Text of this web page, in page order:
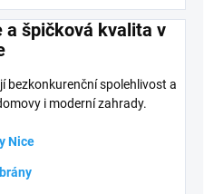
a špičková kvalita v
bezkonkurenční spolehlivost a
i moderní zahrady.
Nice